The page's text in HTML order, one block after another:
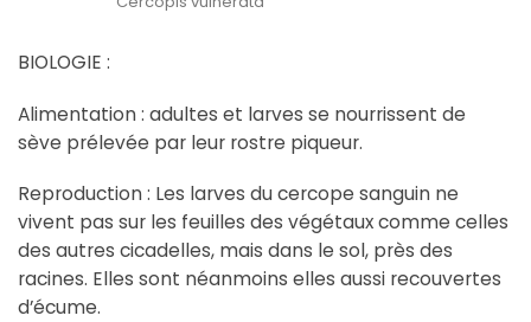
BIOLOGIE :
Alimentation : adultes et larves se nourrissent de
sève prélevée par leur rostre piqueur.
Reproduction : Les larves du cercope sanguin ne
vivent pas sur les feuilles des végétaux comme celles
des autres cicadelles, mais dans le sol, près des
racines. Elles sont néanmoins elles aussi recouvertes
d’écume.